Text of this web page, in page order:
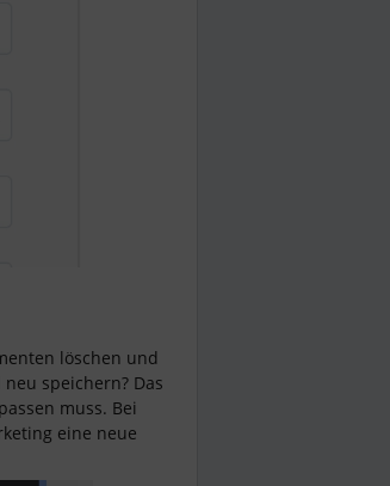
löschen und
speichern? Das
muss. Bei
eine neue